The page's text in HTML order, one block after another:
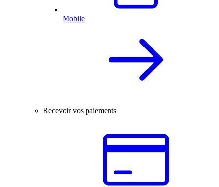
Mobile
Recevoir vos paiements